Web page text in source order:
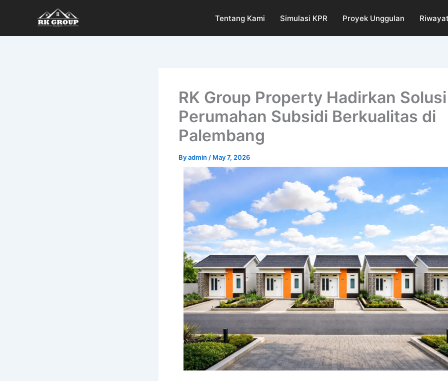
Tentang Kami Simulasi KPR Proyek Unggulan
RK Group Property Hadirkan Solusi
Perumahan Subsidi Berkualitas di
Palembang
Byadmin / May 7, 2026